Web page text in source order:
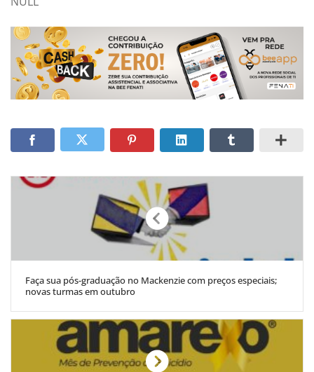
Faça sua pós-graduação no Mackenzie com preços especiais;
novas turmas em outubro